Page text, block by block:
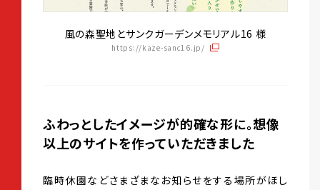
風の森聖地とサンクガーデンメモリアル16 様
https://kaze-sanc16.jp/
ふわっとしたイメージが的確な形に。想像
以上のサイトを作っていただきました
臨時休園などさまざまなお知らせをする場所がほし